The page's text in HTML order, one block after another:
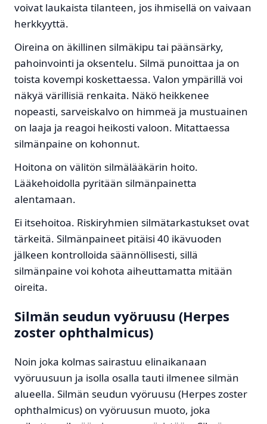
voivat laukaista tilanteen, jos ihmisellä on vaivaan
herkkyyttä.
Oireina on äkillinen silmäkipu tai päänsärky,
pahoinvointi ja oksentelu. Silmä punoittaa ja on
toista kovempi koskettaessa. Valon ympärillä voi
näkyä värillisiä renkaita. Näkö heikkenee
nopeasti, sarveiskalvo on himmeä ja mustuainen
on laaja ja reagoi heikosti valoon. Mitattaessa
silmänpaine on kohonnut.
Hoitona on välitön silmälääkärin hoito.
Lääkehoidolla pyritään silmänpainetta
alentamaan.
Ei itsehoitoa. Riskiryhmien silmätarkastukset ovat
tärkeitä. Silmänpaineet pitäisi 40 ikävuoden
jälkeen kontrolloida säännöllisesti, sillä
silmänpaine voi kohota aiheuttamatta mitään
oireita.
Silmän seudun vyöruusu (Herpes
zoster ophthalmicus)
Noin joka kolmas sairastuu elinaikanaan
vyöruusuun ja isolla osalla tauti ilmenee silmän
alueella. Silmän seudun vyöruusu (Herpes zoster
ophthalmicus) on vyöruusun muoto, joka